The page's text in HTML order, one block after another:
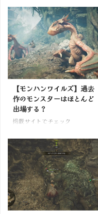
【モンハンワイルズ】過去
作のモンスターはほとんど
出場する？
掲載サイトでチェック